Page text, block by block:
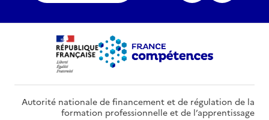
Autorité nationale de financement et de régulation de la
formation professionnelle et de l’apprentissage